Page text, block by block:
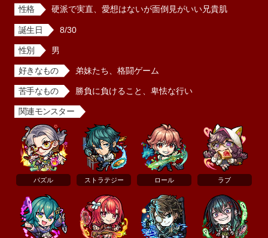
性格 硬派で実直、愛想はないが面倒見がいい兄貴肌
誕生日 8/30
性別 男
好きなもの 弟妹たち、格闘ゲーム
苦手なもの 勝負に負けること、卑怯な行い
関連モンスター
パズル ストラテジー ロール ラブ